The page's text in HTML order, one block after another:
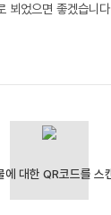
뵈었으면 좋겠습니다